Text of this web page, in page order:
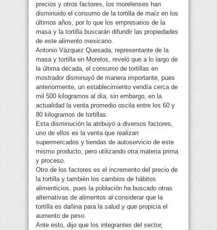
precios y otros factores, los morelenses han
disminuido el consumo de la tortilla de maíz en los
últimos años, por lo que los empresarios de la
masa y la tortilla buscarán difundir las propiedades
de este alimento mexicano.
Antonio Vázquez Quesada, representante de la
masa y tortilla en Morelos, reveló que a lo largo de
la última década, el consumo de tortillas en
mostrador disminuyó de manera importante, pues
anteriormente, un establecimiento vendía cerca de
mil 500 kilogramos al día, sin embargo, en la
actualidad la venta promedio oscila entre los 60 y
80 kilogramos de tortillas.
Esta disminución la atribuyó a diversos factores,
uno de ellos es la venta que realizan
supermercados y tiendas de autoservicio de este
mismo producto, pero utilizando otra materia prima
y proceso.
Otro de los factores es el incremento del precio de
la tortilla y también los cambios de hábitos
alimenticios, pues la población ha buscado otras
alternativas de alimentos al considerar que la
tortilla es dañina para la salud y que propicia el
aumento de peso.
Ante esto, dijo que los integrantes del sector,